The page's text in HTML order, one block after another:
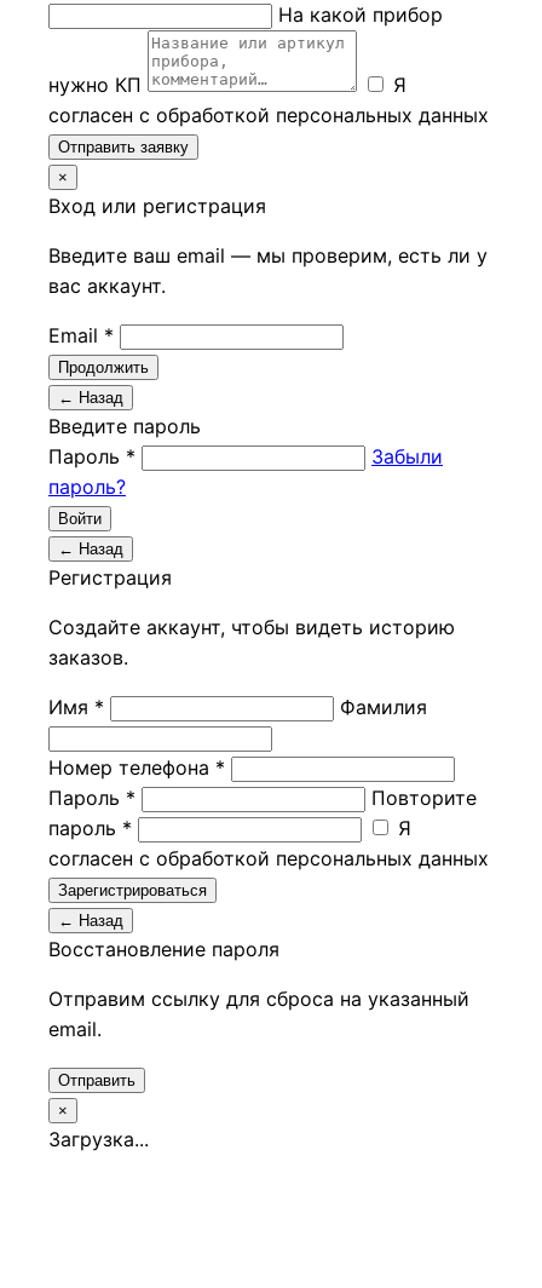
На какой прибор
нужно КП
Я
согласен с обработкой персональных данных
Отправить заявку
×
Вход или регистрация
Введите ваш email — мы проверим, есть ли у
вас аккаунт.
Email *
Продолжить
← Назад
Введите пароль
Пароль *
Забыли
пароль?
Войти
← Назад
Регистрация
Создайте аккаунт, чтобы видеть историю
заказов.
Имя * Фамилия
Номер телефона *
Пароль *
Повторите
пароль *
Я
согласен с обработкой персональных данных
Зарегистрироваться
← Назад
Восстановление пароля
Отправим ссылку для сброса на указанный
email.
Отправить
×
Загрузка...